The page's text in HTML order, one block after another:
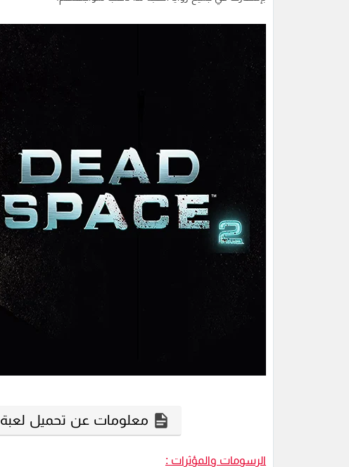
معلومات عن تحميل لعبة Dead Space 2 للكمبيوتر :-
الرسومات والمؤثرات :